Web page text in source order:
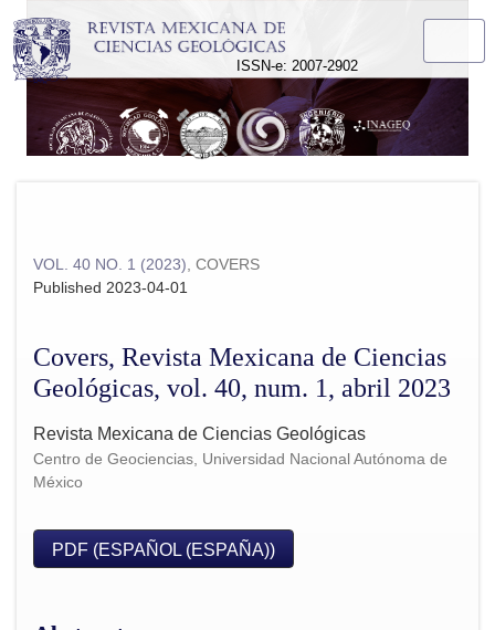
ISSN-e: 2007-2902
VOL. 40 NO. 1 (2023) COVERS
Covers, Revista Mexicana de Ciencias
Geológicas, vol. 40, num. 1, abril 2023
Published 2023-04-01
Revista Mexicana de Ciencias Geológicas
Centro de Geociencias, Universidad Nacional Autónoma de
México
PDF (ESPAÑOL (ESPAÑA))